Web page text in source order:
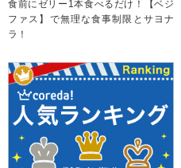
食前にゼリー1本食べるだけ！【ベジ
ファス】で無理な食事制限とサヨナ
ラ！